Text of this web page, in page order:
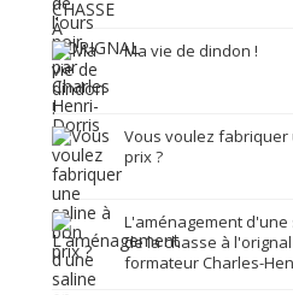
Ma vie de dindon !
Vous voulez fabriquer
prix ?
L'aménagement
de la chasse à
formateur Charles-